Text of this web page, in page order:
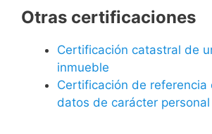
Otras certificaciones
Certificación catastral de
inmueble
Certificación de referencia
datos de carácter personal